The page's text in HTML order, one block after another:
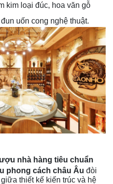
kim loại đúc, hoa văn gỗ
uốn cong nghệ thuật.
nhà hàng tiêu chuẩn
phong cách châu Âu đòi
thiết kế kiến trúc và hệ